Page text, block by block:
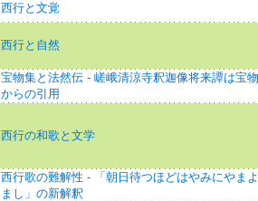
西行と文覚
西行と自然
宝物集と法然伝 - 嵯峨清涼寺釈迦像将来譚は宝
からの引用
西行の和歌と文学
西行歌の難解性 - 「朝日待つほどはやみにやま
まし」の新解釈